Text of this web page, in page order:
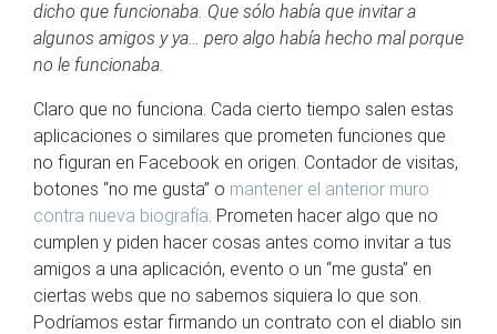
dicho que funcionaba. Que sólo había que invitar a
algunos amigos y ya… pero algo había hecho mal porque
no le funcionaba.
Claro que no funciona. Cada cierto tiempo salen estas
aplicaciones o similares que prometen funciones que
no figuran en Facebook en origen. Contador de visitas,
botones “no me gusta” o mantener el anterior muro
contra nueva biografía. Prometen hacer algo que no
cumplen y piden hacer cosas antes como invitar a tus
amigos a una aplicación, evento o un “me gusta” en
ciertas webs que no sabemos siquiera lo que son.
Podríamos estar firmando un contrato con el diablo sin